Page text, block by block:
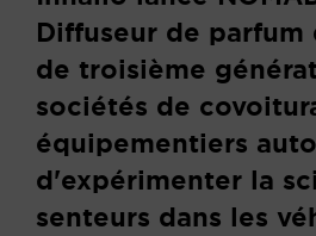
Diffuseur de
de troisième
sociétés de
équipementiers
d'expérimenter la
senteurs dans les